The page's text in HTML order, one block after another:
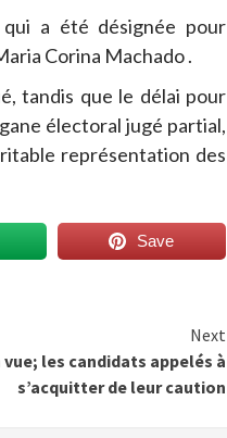
a été désignée pour
Corina Machado .
tandis que le délai pour
électoral jugé partial,
représentation des
Save
Next
les candidats appelés à
s’acquitter de leur caution